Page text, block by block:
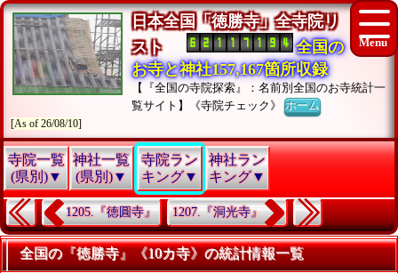
日本全国「徳勝寺」全寺院リ
スト
全国の
お寺と神社157,167箇所収録
【『全国の寺院探索』：名前別全国のお寺統計一
覧サイト】《寺院チェック》ホーム
[As of 26/08/10]
寺院一覧
(県別)▼
神社一覧
(県別)▼
寺院ラン
キング▼
神社ラン
キング▼
1205.『徳圓寺』 1207.『洞光寺』
全国の『徳勝寺』《10カ寺》の統計情報一覧